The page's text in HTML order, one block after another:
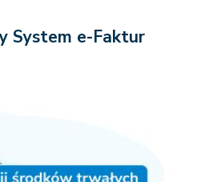
System e-Faktur